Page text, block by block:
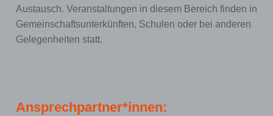
Austausch. Veranstaltungen in diesem Bereich finden in
Gemeinschaftsunterkünften, Schulen oder bei anderen
Gelegenheiten statt.
Ansprechpartner*innen: